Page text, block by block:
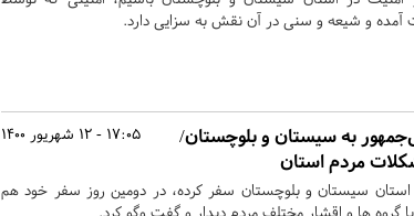
آمده و شیعه و سنی در آن نقش به سزایی دارد.
17:05 - 12 شهریور 1400
به سیستان‌ و بلوچستان/
مردم استان
سیستان و بلوچستان سفر کرده، در دومین روز سفر خود هم